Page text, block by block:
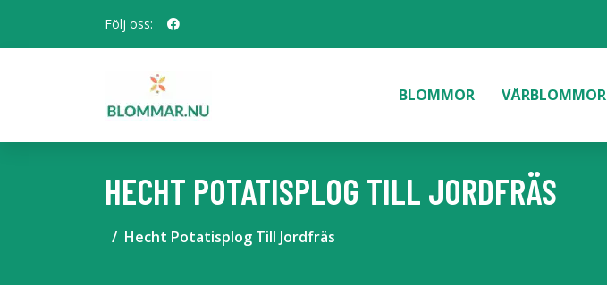
Följ oss:
BLOMMOR VÅRBLOMMOR
HECHT POTATISPLOG TILL JORDFRÄS
Hecht Potatisplog Till Jordfräs